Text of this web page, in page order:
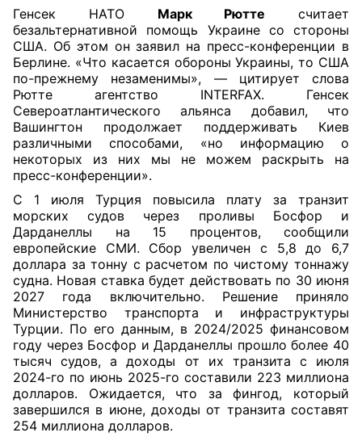
Генсек НАТО Марк Рютте считает
безальтернативной помощь Украине со стороны
США. Об этом он заявил на пресс-конференции в
Берлине. «Что касается обороны Украины, то США
по-прежнему незаменимы», — цитирует слова
Рютте агентство INTERFAX. Генсек
Североатлантического альянса добавил, что
Вашингтон продолжает поддерживать Киев
различными способами, «но информацию о
некоторых из них мы не можем раскрыть на
пресс-конференции».
С 1 июля Турция повысила плату за транзит
морских судов через проливы Босфор и
Дарданеллы на 15 процентов, сообщили
европейские СМИ. Сбор увеличен с 5,8 до 6,7
доллара за тонну с расчетом по чистому тоннажу
судна. Новая ставка будет действовать по 30 июня
2027 года включительно. Решение приняло
Министерство транспорта и инфраструктуры
Турции. По его данным, в 2024/2025 финансовом
году через Босфор и Дарданеллы прошло более 40
тысяч судов, а доходы от их транзита с июля
2024-го по июнь 2025-го составили 223 миллиона
долларов. Ожидается, что за фингод, который
завершился в июне, доходы от транзита составят
254 миллиона долларов.